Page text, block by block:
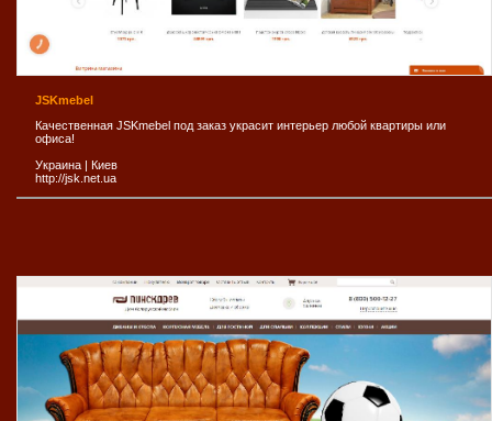
JSKmebel
Качественная JSKmebel под заказ украсит интерьер любой квартиры или
офиса!
Украина
Киев
http://jsk.net.ua